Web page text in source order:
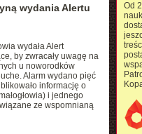
wydania Alertu
wydała Alert
by zwracały uwagę na
u noworodków
Alarm wydano pięć
informację o
i jednego
ze wspomnianą
Od